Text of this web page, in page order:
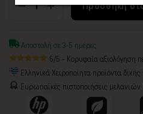
Προσθήκη
Αποστολή σε 3-5 ημέρες
5/5 - Κορυφαία αξιολόγηση
Ελληνικά Χειροποίητα προϊόντα
Ευρωπαϊκές πιστοποιήσεις